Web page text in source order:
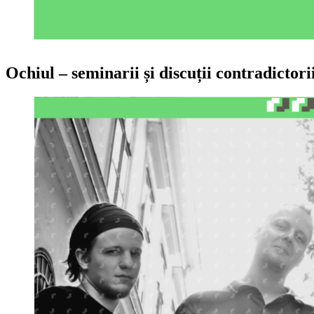
Ochiul – seminarii și discuții